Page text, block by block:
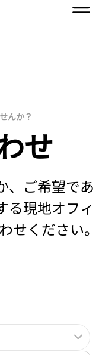
んか？
せ
、ご希望であ
る現地オフィ
せください。